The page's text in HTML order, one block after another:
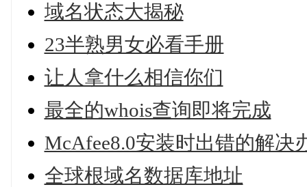
域名状态大揭秘
23半熟男女必看手册
让人拿什么相信你们
最全的whois查询即将完成
McAfee8.0安装时出错的解决
全球根域名数据库地址